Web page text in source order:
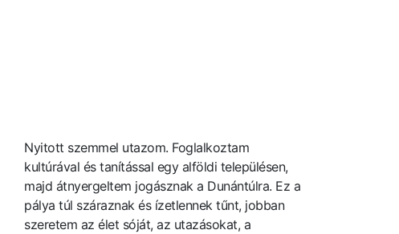
Nyitott szemmel utazom. Foglalkoztam
kultúrával és tanítással egy alföldi településen,
majd átnyergeltem jogásznak a Dunántúlra. Ez a
pálya túl száraznak és ízetlennek tűnt, jobban
szeretem az élet sóját, az utazásokat, a